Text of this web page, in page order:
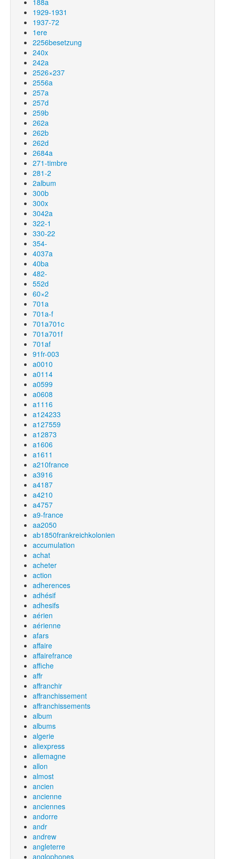
188a
1929-1931
1937-72
1ere
2256besetzung
240x
242a
2526×237
2556a
257a
257d
259b
262a
262b
262d
2684a
271-timbre
281-2
2album
300b
300x
3042a
322-1
330-22
354-
4037a
40ba
482-
552d
60×2
701a
701a-f
701a701c
701a701f
701af
91fr-003
a0010
a0114
a0599
a0608
a1116
a124233
a127559
a12873
a1606
a1611
a210france
a3916
a4187
a4210
a4757
a9-france
aa2050
ab1850frankreichkolonien
accumulation
achat
acheter
action
adherences
adhésif
adhesifs
aérien
aérienne
afars
affaire
affairefrance
affiche
affr
affranchir
affranchissement
affranchissements
album
albums
algerie
aliexpress
allemagne
allon
almost
ancien
ancienne
anciennes
andorre
andr
andrew
angleterre
anglophones